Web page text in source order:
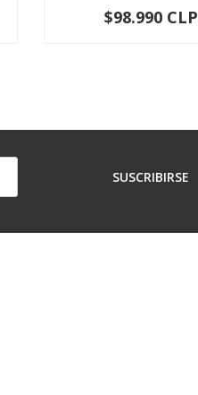
+
$98.990 CLP
SUSCRIBIRSE